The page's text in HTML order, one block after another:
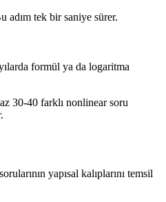
adım tek bir saniye sürer.
formül ya da logaritma
30-40 farklı nonlinear soru
yapısal kalıplarını temsil